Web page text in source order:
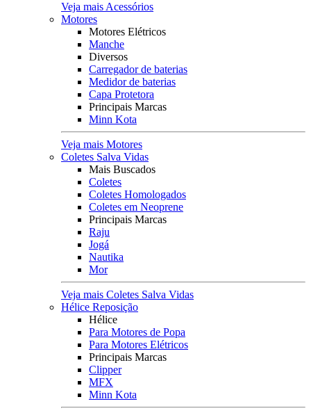
Veja mais Acessórios
Motores
Motores Elétricos
Manche
Diversos
Carregador de baterias
Medidor de baterias
Capa Protetora
Principais Marcas
Minn Kota
Veja mais Motores
Coletes Salva Vidas
Mais Buscados
Coletes
Coletes Homologados
Coletes em Neoprene
Principais Marcas
Raju
Jogá
Nautika
Mor
Veja mais Coletes Salva Vidas
Hélice Reposição
Hélice
Para Motores de Popa
Para Motores Elétricos
Principais Marcas
Clipper
MFX
Minn Kota